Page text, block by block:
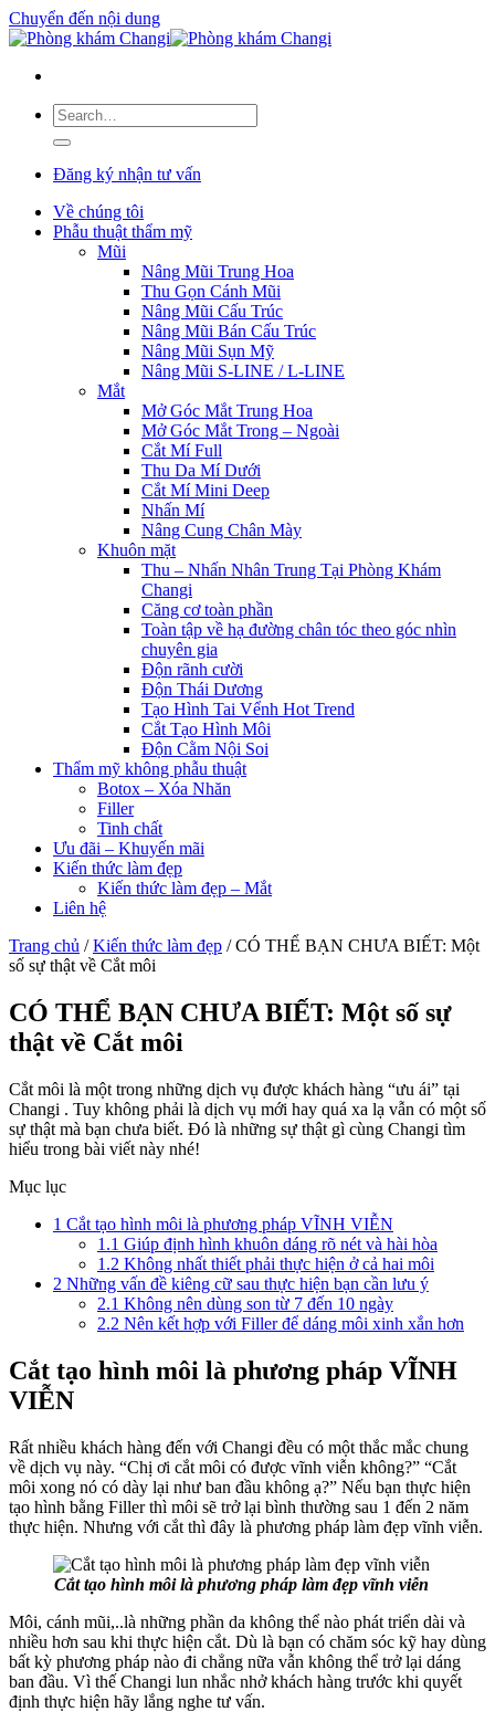
Chuyển đến nội dung
Đăng ký nhận tư vấn
Về chúng tôi
Phẫu thuật thẩm mỹ
Mũi
Nâng Mũi Trung Hoa
Thu Gọn Cánh Mũi
Nâng Mũi Cấu Trúc
Nâng Mũi Bán Cấu Trúc
Nâng Mũi Sụn Mỹ
Nâng Mũi S-LINE / L-LINE
Mắt
Mở Góc Mắt Trung Hoa
Mở Góc Mắt Trong – Ngoài
Cắt Mí Full
Thu Da Mí Dưới
Cắt Mí Mini Deep
Nhấn Mí
Nâng Cung Chân Mày
Khuôn mặt
Thu – Nhấn Nhân Trung Tại Phòng Khám
Changi
Căng cơ toàn phần
Toàn tập về hạ đường chân tóc theo góc nhìn
chuyên gia
Độn rãnh cười
Độn Thái Dương
Tạo Hình Tai Vểnh Hot Trend
Cắt Tạo Hình Môi
Độn Cằm Nội Soi
Thẩm mỹ không phẫu thuật
Botox – Xóa Nhăn
Filler
Tinh chất
Ưu đãi – Khuyến mãi
Kiến thức làm đẹp
Kiến thức làm đẹp – Mắt
Liên hệ
Trang chủ / Kiến thức làm đẹp /CÓ THỂ BẠN CHƯA BIẾT: Một
số sự thật về Cắt môi
CÓ THỂ BẠN CHƯA BIẾT: Một số sự
thật về Cắt môi
Cắt môi là một trong những dịch vụ được khách hàng “ưu ái” tại
Changi . Tuy không phải là dịch vụ mới hay quá xa lạ vẫn có một số
sự thật mà bạn chưa biết. Đó là những sự thật gì cùng Changi tìm
hiểu trong bài viết này nhé!
Mục lục
1 Cắt tạo hình môi là phương pháp VĨNH VIỄN
1.1 Giúp định hình khuôn dáng rõ nét và hài hòa
1.2 Không nhất thiết phải thực hiện ở cả hai môi
2 Những vấn đề kiêng cữ sau thực hiện bạn cần lưu ý
2.1 Không nên dùng son từ 7 đến 10 ngày
2.2 Nên kết hợp với Filler để dáng môi xinh xắn hơn
Cắt tạo hình môi là phương pháp VĨNH
VIỄN
Rất nhiều khách hàng đến với Changi đều có một thắc mắc chung
về dịch vụ này. “Chị ơi cắt môi có được vĩnh viễn không?” “Cắt
môi xong nó có dày lại như ban đầu không ạ?” Nếu bạn thực hiện
tạo hình bằng Filler thì môi sẽ trở lại bình thường sau 1 đến 2 năm
thực hiện. Nhưng với cắt thì đây là phương pháp làm đẹp vĩnh viễn.
Cắt tạo hình môi là phương pháp làm đẹp vĩnh viễn
Môi, cánh mũi,..là những phần da không thể nào phát triển dài và
nhiều hơn sau khi thực hiện cắt. Dù là bạn có chăm sóc kỹ hay dùng
bất kỳ phương pháp nào đi chẳng nữa vẫn không thể trở lại dáng
ban đầu. Vì thế Changi lun nhắc nhở khách hàng trước khi quyết
định thực hiện hãy lắng nghe tư vấn.